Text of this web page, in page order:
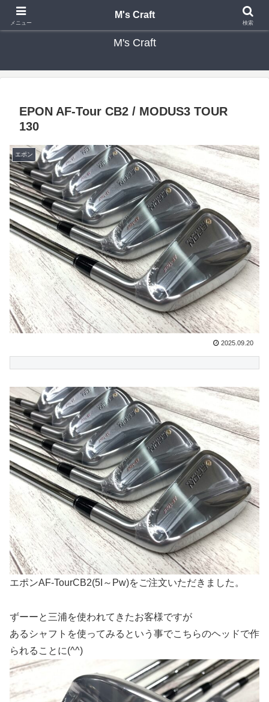
カスタムクラブ・リシャフト・修理 専門店 ゴルフ工房 エムズクラフト
M's Craft
EPON AF-Tour CB2 / MODUS3 TOUR
130
エポン
2025.09.20
エポンAF-TourCB2(5I～Pw)をご注文いただきました。
ずーーと三浦を使われてきたお客様ですが
あるシャフトを使ってみるという事でこちらのヘッドで作
られることに(^^)
メニュー
M's Craft
検索